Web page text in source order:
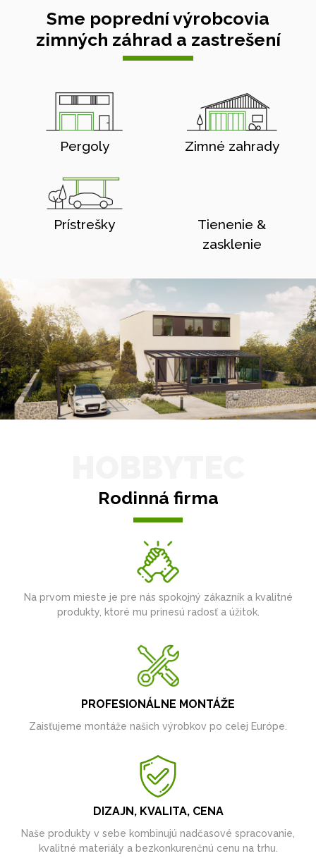
Sme poprední výrobcovia
zimných záhrad a zastrešení
Pergoly Zimné zahrady
Prístrešky
Tienenie &
zasklenie
Rodinná firma
Na prvom mieste je pre nás spokojný zákazník a kvalitné
produkty, ktoré mu prinesú radosť a úžitok.
PROFESIONÁLNE MONTÁŽE
Zaisťujeme montáže našich výrobkov po celej Európe.
DIZAJN, KVALITA, CENA
Naše produkty v sebe kombinujú nadčasové spracovanie,
kvalitné materiály a bezkonkurenčnú cenu na trhu.